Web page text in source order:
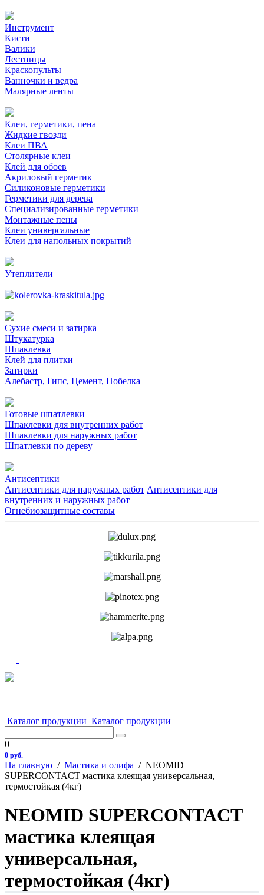
Инструмент
Кисти
Валики
Лестницы
Краскопульты
Ванночки и ведра
Малярные ленты
Клеи, герметики, пена
Жидкие гвозди
Клеи ПВА
Столярные клеи
Клей для обоев
Акриловый герметик
Силиконовые герметики
Герметики для дерева
Специализированные герметики
Монтажные пены
Клеи универсальные
Клеи для напольных покрытий
Утеплители
Сухие смеси и затирка
Штукатурка
Шпаклевка
Клей для плитки
Затирки
Алебастр, Гипс, Цемент, Побелка
Готовые шпатлевки
Шпаклевки для внутренних работ
Шпаклевки для наружных работ
Шпатлевки по дереву
Антисептики
Антисептики для наружных работ Антисептики для
внутренних и наружных работ
Огнебиозащитные составы
Каталог продукции Каталог продукции
0
0 руб.
На главную / Мастика и олифа / NEOMID
SUPERCONTACT мастика клеящая универсальная,
термостойкая (4кг)
NEOMID SUPERCONTACT
мастика клеящая
универсальная,
термостойкая (4кг)